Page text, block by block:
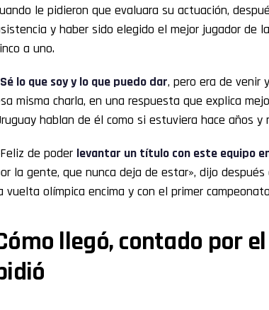
le pidieron que evaluara su actuación,
y haber sido elegido el mejor jugador de
a uno.
Sé lo que soy y lo que puedo dar, pero era de venir
misma charla, en una respuesta que explica
hablan de él como si estuviera hace años y
de poder levantar un título con este equipo
la gente, que nunca deja de estar», dijo después
vuelta olímpica encima y con el primer
llegó, contado por